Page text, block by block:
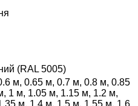
(RAL 5005)
м, 0.65 м, 0.7 м, 0.8 м, 0.85
1 м, 1.05 м, 1.15 м, 1.2 м,
м, 1.4 м, 1.5 м, 1.55 м, 1.6